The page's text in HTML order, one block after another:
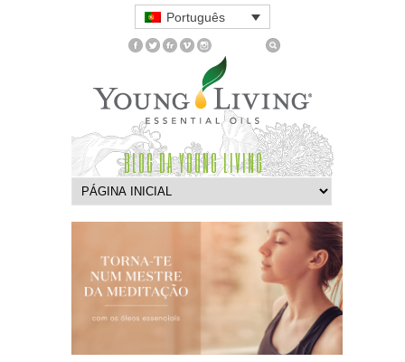
Português
BLOG DA YOUNG LIVING